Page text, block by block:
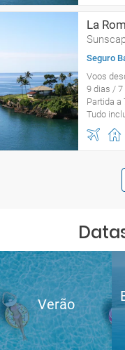
La
Seguro
Voos
9 dias / 7
Partida a
Tudo
Verão